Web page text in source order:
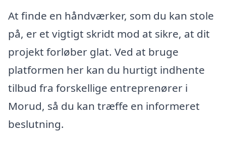
At finde en håndværker, som du kan stole
på, er et vigtigt skridt mod at sikre, at dit
projekt forløber glat. Ved at bruge
platformen her kan du hurtigt indhente
tilbud fra forskellige entreprenører i
Morud, så du kan træffe en informeret
beslutning.